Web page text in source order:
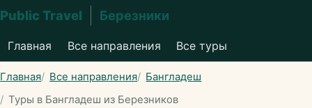
Public Travel Березники
Главная Все направления Все туры
Главная Все направления
Бангладеш
Туры в Бангладеш из Березников